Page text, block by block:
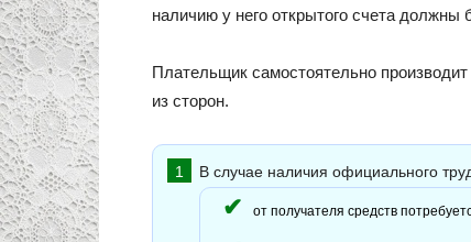
наличию у него открытого счета
Плательщик самостоятельно
из сторон.
В случае наличия официального
от получателя средств